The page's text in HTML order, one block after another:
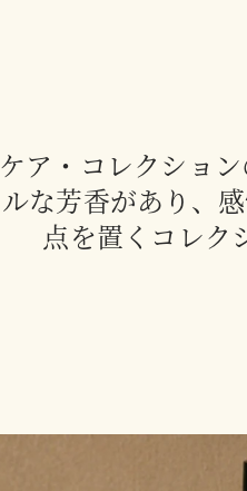
ケア・コレクショ
ルな芳香があり、
点を置くコレク